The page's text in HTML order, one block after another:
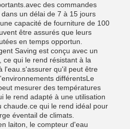
des commandes
un délai de 7 à 15 jours
capacité de fourniture de 100
être assurés que leurs
en temps opportun.
Saving est conçu avec un
ce qui le rend résistant à la
l'eau.s'assurer qu'il peut être
différentsLe
mesurer des températures
le rend adapté à une utilisation
chaude.ce qui le rend idéal pour
éventail de climats.
laiton, le compteur d'eau